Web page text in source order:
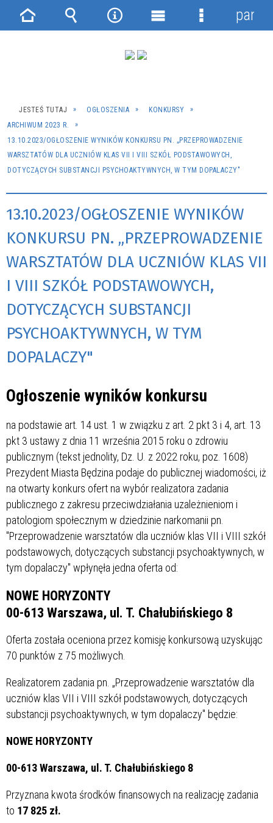
JESTEŚ TUTAJ OGŁOSZENIA
KONKURSY
ARCHIWUM 2023 R.
13.10.2023/OGŁOSZENIE WYNIKÓW KONKURSU PN. „PRZEPROWADZENIE
WARSZTATÓW DLA UCZNIÓW KLAS VII I VIII SZKÓŁ PODSTAWOWYCH,
DOTYCZĄCYCH SUBSTANCJI PSYCHOAKTYWNYCH, W TYM DOPALACZY"
13.10.2023/OGŁOSZENIE WYNIKÓW
KONKURSU PN. „PRZEPROWADZENIE
WARSZTATÓW DLA UCZNIÓW KLAS VII
I VIII SZKÓŁ PODSTAWOWYCH,
DOTYCZĄCYCH SUBSTANCJI
PSYCHOAKTYWNYCH, W TYM
DOPALACZY"
Ogłoszenie wyników konkursu
na podstawie art. 14 ust. 1 w związku z art. 2 pkt 3 i 4, art. 13
pkt 3 ustawy z dnia 11 września 2015 roku o zdrowiu
publicznym (tekst jednolity, Dz. U. z 2022 roku, poz. 1608)
Prezydent Miasta Będzina podaje do publicznej wiadomości, iż
na otwarty konkurs ofert na wybór realizatora zadania
publicznego z zakresu przeciwdziałania uzależnieniom i
patologiom społecznym w dziedzinie narkomanii pn.
"Przeprowadzenie warsztatów dla uczniów klas VII i VIII szkół
podstawowych, dotyczących substancji psychoaktywnych, w
tym dopalaczy" wpłynęła jedna oferta od:
NOWE HORYZONTY
00-613 Warszawa, ul. T. Chałubińskiego 8
Oferta została oceniona przez komisję konkursową uzyskując
70 punktów z 75 możliwych.
Realizatorem zadania pn. „Przeprowadzenie warsztatów dla
uczniów klas VII i VIII szkół podstawowych, dotyczących
substancji psychoaktywnych, w tym dopalaczy" będzie:
NOWE HORYZONTY
00-613 Warszawa, ul. T. Chałubińskiego 8
Przyznana kwota środków finansowych na realizację zadania
to 17 825 zł.
Strona Wyszukiwarka
NarzędziaMenu
Menu
panel